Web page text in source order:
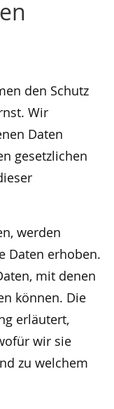
den Schutz
Wir
Daten
gesetzlichen
werden
Daten erhoben.
mit denen
können. Die
erläutert,
wir sie
zu welchem